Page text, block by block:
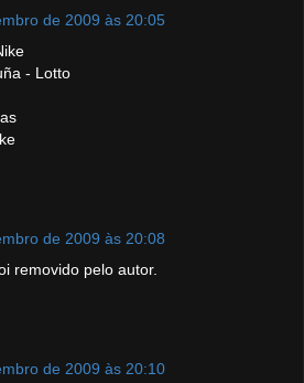
de 2009 às 20:05
- Lotto
de 2009 às 20:08
removido pelo autor.
de 2009 às 20:10